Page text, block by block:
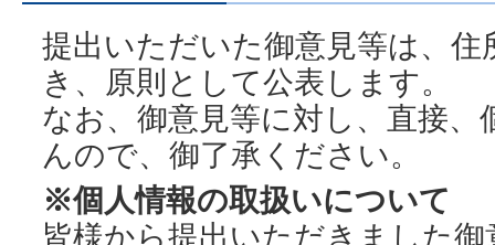
提出いただいた御意見等は、
き、原則として公表します。
なお、御意見等に対し、直接
んので、御了承ください。
※個人情報の取扱いについて
皆様から提出いただきました